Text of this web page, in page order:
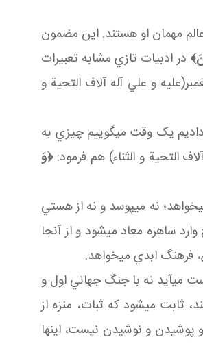
مهمان او هستند. اين مضمون
﴾ در ادبيات تازي مشابه تعبيرات
و علي آله آلاف التحية و
يک وقت مي گوييم چيزي به
التحية و الثناء) هم فرمود:﴿وَ
نه مي پوسد و نه از هستي
ساهره معاد مي شود و از آنجا
فرهنگ ابدي مي خواهد.
مي آيد نه با جنگ جهاني اول و
مي شود که ثبات، منزه از
پوشيدن و نوشيدن نيست، اينها